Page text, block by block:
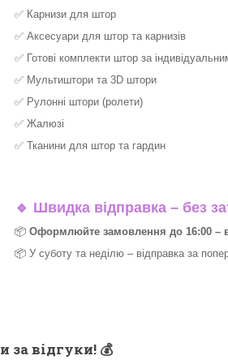
✅ Карнизи для штор
✅ Аксесуари для штор та карнизів
✅ Готові комплекти штор за
✅ Мультиштори та 3D штори
✅ Рулонні штори (ролети)
✅ Жалюзі
✅ Тканини для штор та гардин
🔹 Швидка відправка – без
📦 Оформлюйте замовлення до 16:00 –
📦 У суботу та неділю – відправка за
за відгуки! 💰